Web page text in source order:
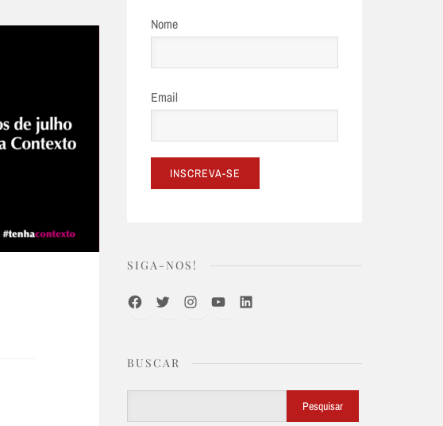
Nome
Email
SIGA-NOS!
FacebookTwitterInstagramYoutubeLinkedIn
BUSCAR
Pesquisar